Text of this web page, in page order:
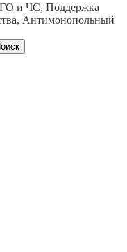
ГО и ЧС, Поддержка
Антимонопольный